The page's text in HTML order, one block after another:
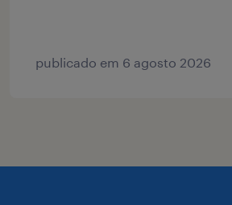
publicado em 6 agosto 2026